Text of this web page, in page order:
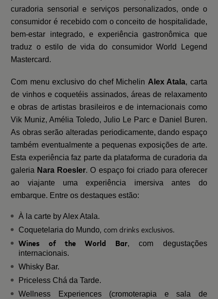
curadoria sensorial e serviços personalizados, onde o
consumidor é recebido com o conceito de hospitalidade,
bem-estar integrado, e experiência gastronômica que
traduz o estilo de vida do consumidor World Legend
Mastercard.
Com menu exclusivo do chef Michelin Alex Atala, carta
de vinhos e coquetéis assinados, áreas de relaxamento
e obras de artistas brasileiros e de internacionais como
Vik Muniz, Amélia Toledo, Julio Le Parc e Daniel Buren.
As obras serão alteradas periodicamente, dando espaço
também eventualmente a pequenas exposições de arte.
Esta experiência faz parte da plataforma de curadoria da
galeria Nara Roesler. O espaço foi criado para oferecer
ao viajante uma experiência imersiva antes do
embarque. Entre os destaques estão:
À la carte by Alex Atala.
Coquetelaria do Mundo, com drinks exclusivos.
Wines of the World Bar, com degustações
internacionais.
Whisky Bar.
Priceless Chá da Tarde.
Wellness Experiences(cromoterapia e sala de